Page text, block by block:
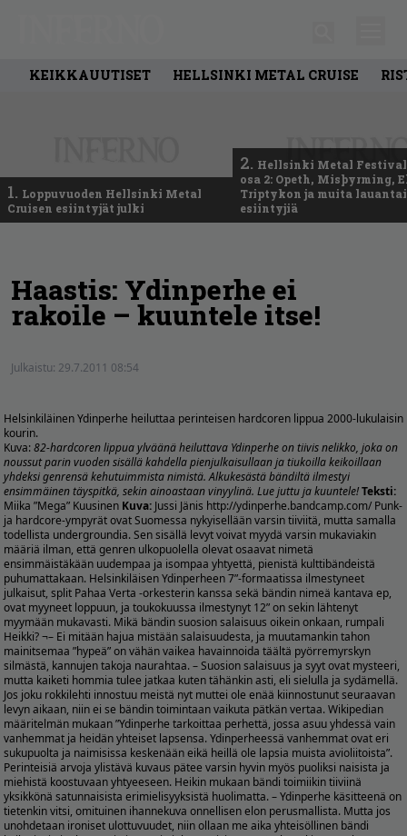
KEIKKAUUTISET HELLSINKI METAL CRUISE
1. Loppuvuoden Hellsinki Metal
Cruisen esiintyjät julki
2. Hellsinki Metal
osa 2: Opeth, Misþyrming,
Triptykon ja muita
esiintyjiä
Haastis: Ydinperhe ei
rakoile – kuuntele itse!
Julkaistu: 29.7.2011 08:54
Helsinkiläinen Ydinperhe heiluttaa perinteisen hardcoren lippua 2000-lukulaisin
kourin.
Kuva:82-hardcoren lippua ylväänä heiluttava Ydinperhe on tiivis nelikko, joka on
noussut parin vuoden sisällä kahdella pienjulkaisullaan ja tiukoilla keikoillaan
yhdeksi genrensä kehutuimmista nimistä. Alkukesästä bändiltä ilmestyi
ensimmäinen täyspitkä, sekin ainoastaan vinyylinä. Lue juttu ja kuuntele!Teksti:
Miika ”Mega” Kuusinen Kuva: Jussi Jänis http://ydinperhe.bandcamp.com/ Punk-
ja hardcore-ympyrät ovat Suomessa nykyisellään varsin tiiviitä, mutta samalla
todellista undergroundia. Sen sisällä levyt voivat myydä varsin mukaviakin
määriä ilman, että genren ulkopuolella olevat osaavat nimetä
ensimmäistäkään uudempaa ja isompaa yhtyettä, pienistä kulttibändeistä
puhumattakaan. Helsinkiläisen Ydinperheen 7”-formaatissa ilmestyneet
julkaisut, split Pahaa Verta -orkesterin kanssa sekä bändin nimeä kantava ep,
ovat myyneet loppuun, ja toukokuussa ilmestynyt 12” on sekin lähtenyt
myymään mukavasti. Mikä bändin suosion salaisuus oikein onkaan, rumpali
Heikki? ¬– Ei mitään hajua mistään salaisuudesta, ja muutamankin tahon
mainitsemaa ”hypeä” on vähän vaikea havainnoida täältä pyörremyrskyn
silmästä, kannujen takoja naurahtaa. – Suosion salaisuus ja syyt ovat mysteeri,
mutta kaiketi hommia tulee jatkaa kuten tähänkin asti, eli sielulla ja sydämellä.
Jos joku rokkilehti innostuu meistä nyt muttei ole enää kiinnostunut seuraavan
levyn aikaan, niin ei se bändin toimintaan vaikuta pätkän vertaa. Wikipedian
määritelmän mukaan ”Ydinperhe tarkoittaa perhettä, jossa asuu yhdessä vain
vanhemmat ja heidän yhteiset lapsensa. Ydinperheessä vanhemmat ovat eri
sukupuolta ja naimisissa keskenään eikä heillä ole lapsia muista avioliitoista”.
Perinteisiä arvoja ylistävä kuvaus pätee varsin hyvin myös puoliksi naisista ja
miehistä koostuvaan yhtyeeseen. Heikin mukaan bändi toimiikin tiiviinä
yksikkönä satunnaisista erimielisyyksistä huolimatta. – Ydinperhe käsitteenä on
tietenkin vitsi, omituinen ihannekuva onnellisen elon perusmallista. Mutta jos
unohdetaan ironiset ulottuvuudet, niin ollaan me aika yhteisöllinen bändi